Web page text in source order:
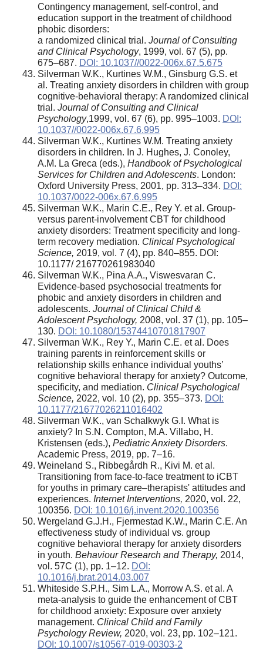
Contingency management, self-control, and
education support in the treatment of childhood
phobic disorders:
a randomized clinical trial. Journal of Consulting
and Clinical Psychology, 1999, vol. 67 (5), pp.
675–687. DOI: 10.1037//0022-006x.67.5.675
Silverman W.K., Kurtines W.M., Ginsburg G.S. et
al. Treating anxiety disorders in children with group
cognitive-behavioral therapy: A randomized clinical
trial. Journal of Consulting and Clinical
Psychology,1999, vol. 67 (6), pp. 995–1003. DOI:
10.1037//0022-006x.67.6.995
Silverman W.K., Kurtines W.M. Treating anxiety
disorders in children. In J. Hughes, J. Conoley,
A.M. La Greca (eds.), Handbook of Psychological
Services for Children and Adolescents. London:
Oxford University Press, 2001, pp. 313–334. DOI:
10.1037/0022-006x.67.6.995
Silverman W.K., Marin C.E., Rey Y. et al. Group-
versus parent-involvement CBT for childhood
anxiety disorders: Treatment specificity and long-
term recovery mediation. Clinical Psychological
Science, 2019, vol. 7 (4), pp. 840–855. DOI:
10.1177/ 216770261983040
Silverman W.K., Pina A.A., Viswesvaran C.
Evidence-based psychosocial treatments for
phobic and anxiety disorders in children and
adolescents. Journal of Clinical Child &
Adolescent Psychology, 2008, vol. 37 (1), pp. 105–
130. DOI: 10.1080/15374410701817907
Silverman W.K., Rey Y., Marin C.E. et al. Does
training parents in reinforcement skills or
relationship skills enhance individual youths’
cognitive behavioral therapy for anxiety? Outcome,
specificity, and mediation. Clinical Psychological
Science, 2022, vol. 10 (2), pp. 355–373. DOI:
10.1177/21677026211016402
Silverman W.K., van Schalkwyk G.I. What is
anxiety? In S.N. Compton, M.A. Villabo, H.
Kristensen (eds.), Pediatric Anxiety Disorders.
Academic Press, 2019, pp. 7–16.
Weineland S., Ribbegårdh R., Kivi M. et al.
Transitioning from face-to-face treatment to iCBT
for youths in primary care–therapists' attitudes and
experiences. Internet Interventions, 2020, vol. 22,
100356. DOI: 10.1016/j.invent.2020.100356
Wergeland G.J.H., Fjermestad K.W., Marin C.E. An
effectiveness study of individual vs. group
cognitive behavioral therapy for anxiety disorders
in youth. Behaviour Research and Therapy, 2014,
vol. 57C (1), pp. 1–12. DOI:
10.1016/j.brat.2014.03.007
Whiteside S.P.H., Sim L.A., Morrow A.S. et al. A
meta-analysis to guide the enhancement of CBT
for childhood anxiety: Exposure over anxiety
management. Clinical Child and Family
Psychology Review, 2020, vol. 23, pp. 102–121.
DOI: 10.1007/s10567-019-00303-2